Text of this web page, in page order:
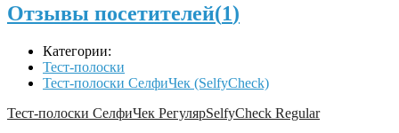
Отзывы посетителей(1)
Категории:
Тест-полоски
Тест-полоски СелфиЧек (SelfyCheck)
Тест-полоски СелфиЧек РегулярSelfyСheck Regular